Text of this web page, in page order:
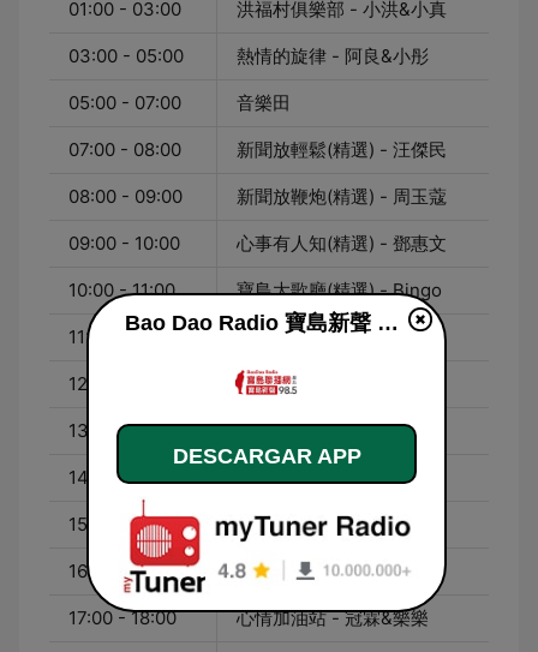
01:00 - 03:00 洪福村俱樂部 - 小洪&小真
03:00 - 05:00 熱情的旋律 - 阿良&小彤
05:00 - 07:00 音樂田
07:00 - 08:00 新聞放輕鬆(精選) - 汪傑民
08:00 - 09:00 新聞放鞭炮(精選) - 周玉蔻
09:00 - 10:00 心事有人知(精選) - 鄧惠文
10:00 - 11:00 寶島大歌廳(精選) - Bingo
11:00 - 12:00 心情加油站 - 冠霖&樂樂
12:00 - 13:00 寶島全世界(精選) - 鄭弘儀
13:00 - 14:00 寶島有意思(精選) - 賴靜嫻
14:00 - 15:00 寶島新故鄉 - Amos
15:00 - 16:00 寶島好銘聲 - 張銘祐
16:00 - 17:00 來爬山 - 江秀真&胡慧玲
17:00 - 18:00 心情加油站 - 冠霖&樂樂
Bao Dao Radio 寶島新聲 FM98.5 en vivo
DESCARGAR APP